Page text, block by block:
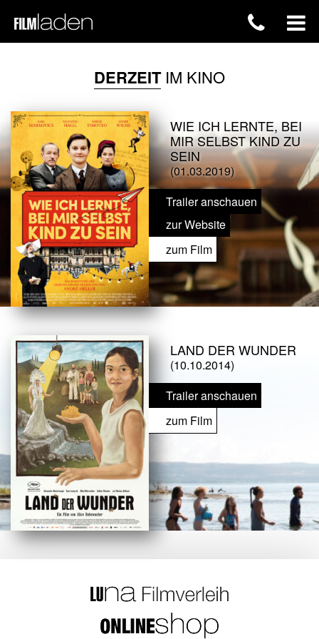
DERZEITIM KINO
WIE ICH LERNTE, BEI
MIR SELBST KIND ZU
SEIN
(01.03.2019)
Trailer anschauen
zur Website
zum Film
LAND DER WUNDER
(10.10.2014)
Trailer anschauen
zum Film